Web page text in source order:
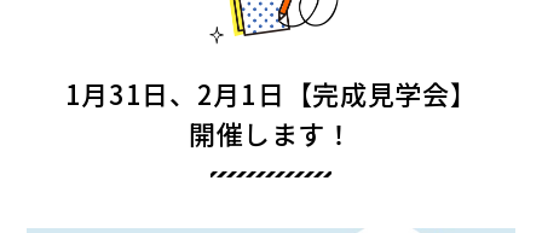
1月31日、2月1日【完成見学会】
開催します！